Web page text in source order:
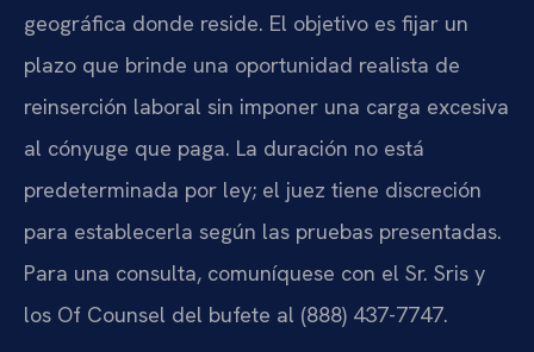
geográfica donde reside. El objetivo es fijar un
plazo que brinde una oportunidad realista de
reinserción laboral sin imponer una carga excesiva
al cónyuge que paga. La duración no está
predeterminada por ley; el juez tiene discreción
para establecerla según las pruebas presentadas.
Para una consulta, comuníquese con el Sr. Sris y
los Of Counsel del bufete al (888) 437-7747.